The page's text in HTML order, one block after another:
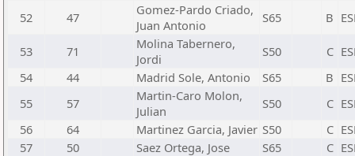
52 47
Gomez-Pardo Criado,
Juan Antonio
S65 B
53 71
Molina Tabernero,
Jordi
S50 C
54
44 Madrid Sole, Antonio S65 B
55
57
Martin-Caro Molon,
Julian
S50 C
56
64 Martinez Garcia, Javier S50 C
57
50 Saez Ortega, Jose S65 C